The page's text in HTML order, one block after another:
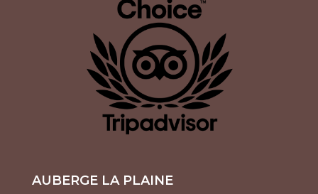
AUBERGE LA PLAINE